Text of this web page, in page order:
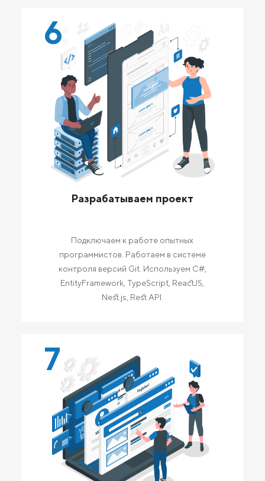
6
Разрабатываем проект
Подключаем к работе опытных
программистов. Работаем в системе
контроля версий Git. Используем C#,
EntityFramework, TypeScript, ReactJS,
Nest.js, Rest API.
7